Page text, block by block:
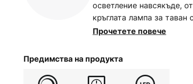
осветление навсякъде,
кръглата лампа за таван
кръгла лампа са
стената. Светлината
яркост 100%, 55% и 20%
Прочетете повече
Предимства на продукта